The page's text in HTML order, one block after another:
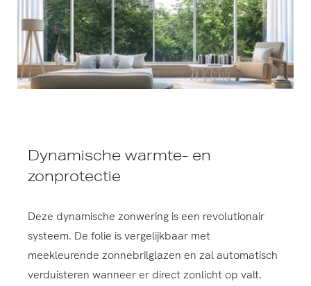
Dynamische warmte- en
zonprotectie
Deze dynamische zonwering is een revolutionair
systeem. De folie is vergelijkbaar met
meekleurende zonnebrilglazen en zal automatisch
verduisteren wanneer er direct zonlicht op valt.